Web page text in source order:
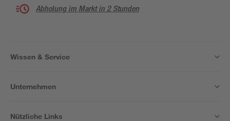
Abholung im Markt in 2 Stunden
Wissen & Service
Unternehmen
Nützliche Links